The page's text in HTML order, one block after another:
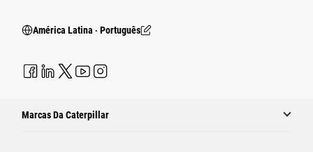
América Latina ‧ Português
Marcas Da Caterpillar